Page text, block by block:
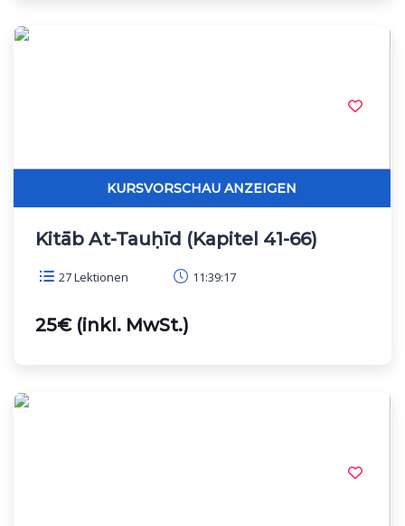
Kitāb At-Tauḥīd (Kapitel 41-66)
27 Lektionen 11:39:17
25€ (inkl. MwSt.)